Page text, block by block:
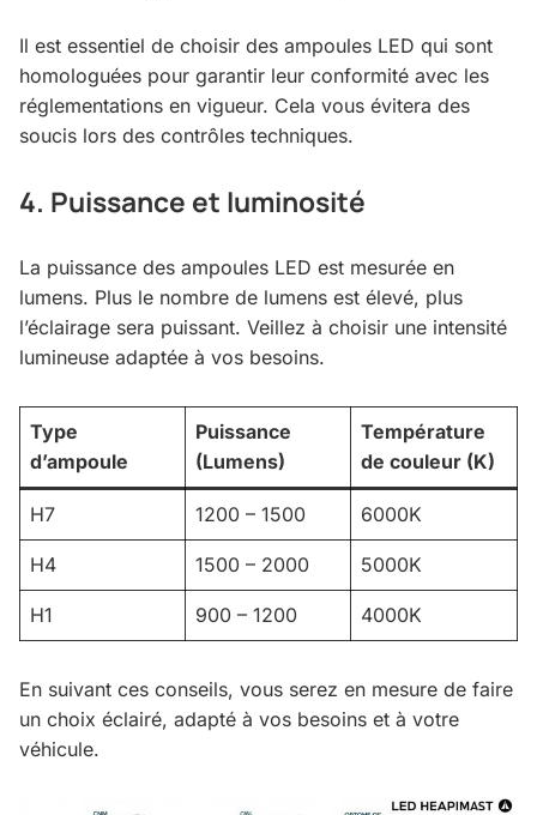
Il est essentiel de choisir des ampoules LED qui sont
homologuées pour garantir leur conformité avec les
réglementations en vigueur. Cela vous évitera des
soucis lors des contrôles techniques.
4. Puissance et luminosité
La puissance des ampoules LED est mesurée en
lumens. Plus le nombre de lumens est élevé, plus
l’éclairage sera puissant. Veillez à choisir une intensité
lumineuse adaptée à vos besoins.
Type
d’ampoule
Puissance
(Lumens)
Température
de couleur (K)
H7 1200 – 1500 6000K
H4 1500 – 2000 5000K
H1 900 – 1200 4000K
En suivant ces conseils, vous serez en mesure de faire
un choix éclairé, adapté à vos besoins et à votre
véhicule.